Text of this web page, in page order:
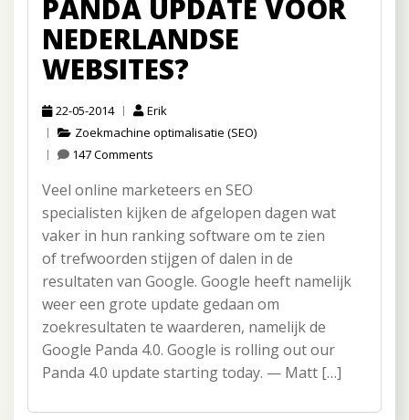
PANDA UPDATE VOOR
NEDERLANDSE
WEBSITES?
22-05-2014
Erik
Zoekmachine optimalisatie (SEO)
147 Comments
Veel online marketeers en SEO
specialisten kijken de afgelopen dagen wat
vaker in hun ranking software om te zien
of trefwoorden stijgen of dalen in de
resultaten van Google. Google heeft namelijk
weer een grote update gedaan om
zoekresultaten te waarderen, namelijk de
Google Panda 4.0. Google is rolling out our
Panda 4.0 update starting today. — Matt […]